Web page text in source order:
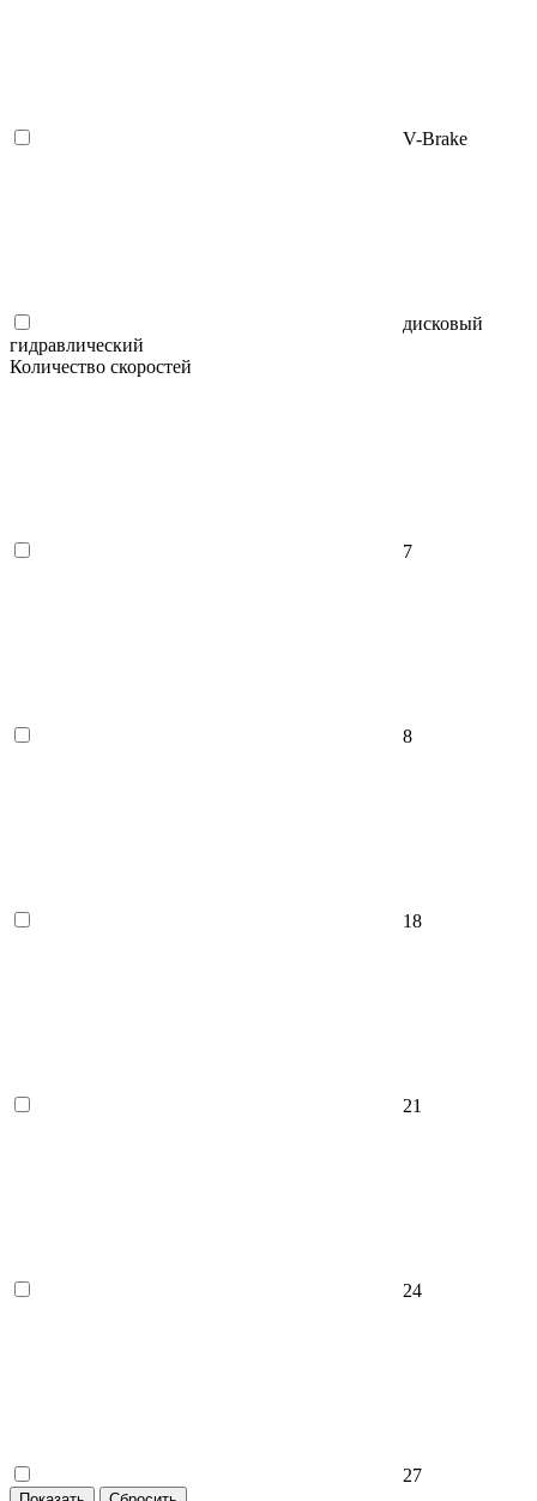
V-Brake
дисковый
гидравлический
Количество скоростей
7
8
18
21
24
27